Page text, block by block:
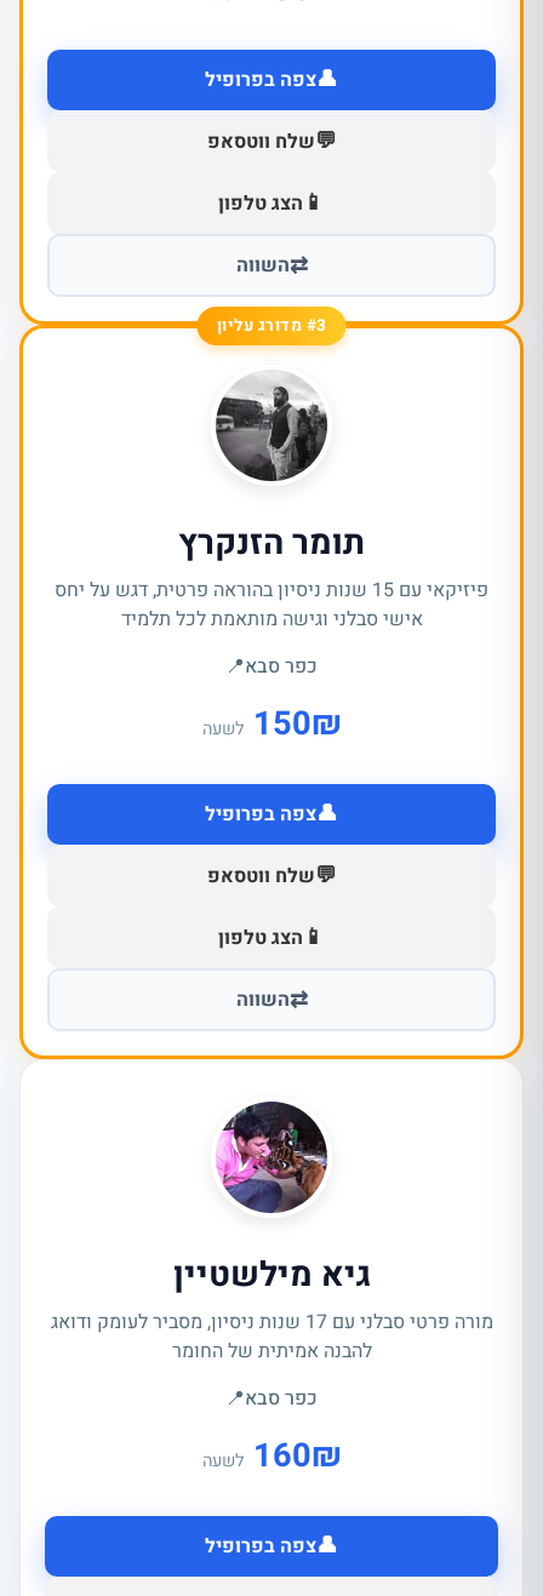
👤צפה בפרופיל
💬שלח ווטסאפ
📱 הצג טלפון
⇄השווה
#3 מדורג עליון
תומר הזנקרץ
פיזיקאי עם 15 שנות ניסיון בהוראה פרטית, דגש על יחס
אישי סבלני וגישה מותאמת לכל תלמיד
כפר סבא📍
₪
150 לשעה
👤צפה בפרופיל
💬שלח ווטסאפ
📱 הצג טלפון
⇄השווה
גיא מילשטיין
מורה פרטי סבלני עם 17 שנות ניסיון, מסביר לעומק ודואג
להבנה אמיתית של החומר
כפר סבא📍
₪
160 לשעה
👤צפה בפרופיל